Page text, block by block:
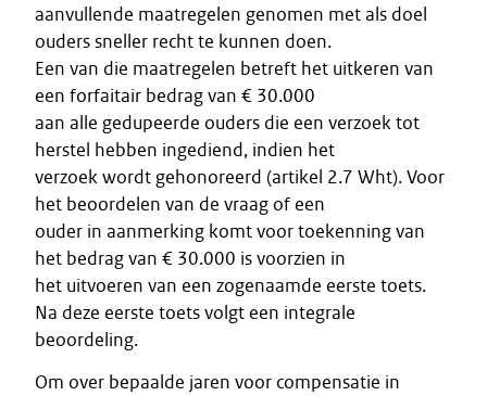
aanvullende maatregelen genomen met als doel
ouders sneller recht te kunnen doen.
Een van die maatregelen betreft het uitkeren van
een forfaitair bedrag van € 30.000
aan alle gedupeerde ouders die een verzoek tot
herstel hebben ingediend, indien het
verzoek wordt gehonoreerd (artikel 2.7 Wht). Voor
het beoordelen van de vraag of een
ouder in aanmerking komt voor toekenning van
het bedrag van € 30.000 is voorzien in
het uitvoeren van een zogenaamde eerste toets.
Na deze eerste toets volgt een integrale
beoordeling.
Om over bepaalde jaren voor compensatie in